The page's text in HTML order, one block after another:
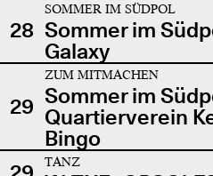
28
SOMMER IM SÜDPOL
Sommer im
Galaxy
29
ZUM MITMACHEN
Sommer im
Quartierverein
Bingo
TANZ